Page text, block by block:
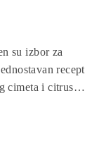
su izbor za
recept
cimeta i citrusne